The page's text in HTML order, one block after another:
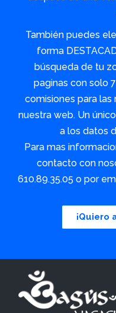
También puedes
forma
búsqueda de tu
paginas con solo
comisiones para las
nuestra web. Un
a los datos
Para mas
contacto con
610.89.35.05 o por
¡Quiero